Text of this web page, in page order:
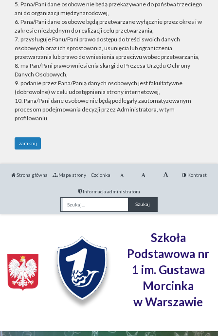
5. Pana/Pani dane osobowe nie będą przekazywane do państwa trzeciego
ani do organizacji międzynarodowej,
6. Pana/Pani dane osobowe będą przetwarzane wyłącznie przez okres i w
zakresie niezbędnym do realizacji celu przetwarzania,
7. przysługuje Panu/Pani prawo dostępu do treści swoich danych
osobowych oraz ich sprostowania, usunięcia lub ograniczenia
przetwarzania lub prawo do wniesienia sprzeciwu wobec przetwarzania,
8. ma Pan/Pani prawo wniesienia skargi do Prezesa Urzędu Ochrony
Danych Osobowych,
9. podanie przez Pana/Panią danych osobowych jest fakultatywne
(dobrowolne) w celu udostępnienia strony internetowej,
10. Pana/Pani dane osobowe nie będą podlegały zautomatyzowanym
procesom podejmowania decyzji przez Administratora, w tym
profilowaniu.
zamknij
Strona główna Mapa strony Czcionka Kontrast
Informacja administratora
Fraza
Szkoła
Podstawowa nr
1 im. Gustawa
Morcinka
w Warszawie